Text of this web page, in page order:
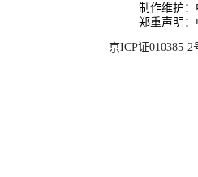
制作维护
郑重声明
京ICP证010385-2